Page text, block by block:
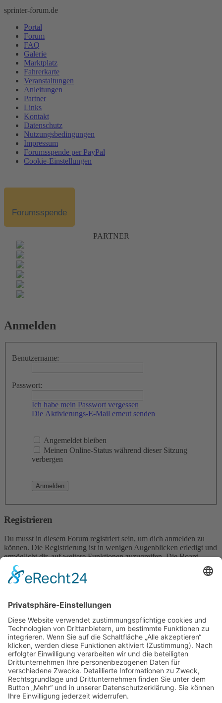
sprinter-forum.de
Portal
Forum
FAQ
Galerie
Marktplatz
Fahrerkarte
Veranstaltungen
Anleitungen
Partner
Links
Kontakt
Datenschutz
Nutzungsbedingungen
Impressum
Forumsspende per PayPal
Cookie-Einstellungen
Forumsspende
PARTNER
Anmelden
Benutzername:
Passwort:
Ich habe mein Passwort vergessen
Die Aktivierungs-E-Mail erneut senden
Angemeldet bleiben
Meinen Online-Status während dieser Sitzung
verbergen
Registrieren
Du musst in diesem Forum registriert sein, um dich anmelden zu
können. Die Registrierung ist in wenigen Augenblicken erledigt und
ermöglicht dir, auf weitere Funktionen zuzugreifen. Die Board-
Administration kann registrierten Benutzern auch zusätzliche
Berechtigungen zuweisen. Beachte bitte unsere
Nutzungsbedingungen und die verwandten Regelungen, bevor du
wenn du dich in diesem Board bewegst.
Nutzungsbedingungen|Datenschutzerklärung
Registrieren
Foren-Übersicht
Alle Zeiten sindUTC+02:00
Alle Cookies löschen
Powered byphpBB® Forum Software © phpBB Limited